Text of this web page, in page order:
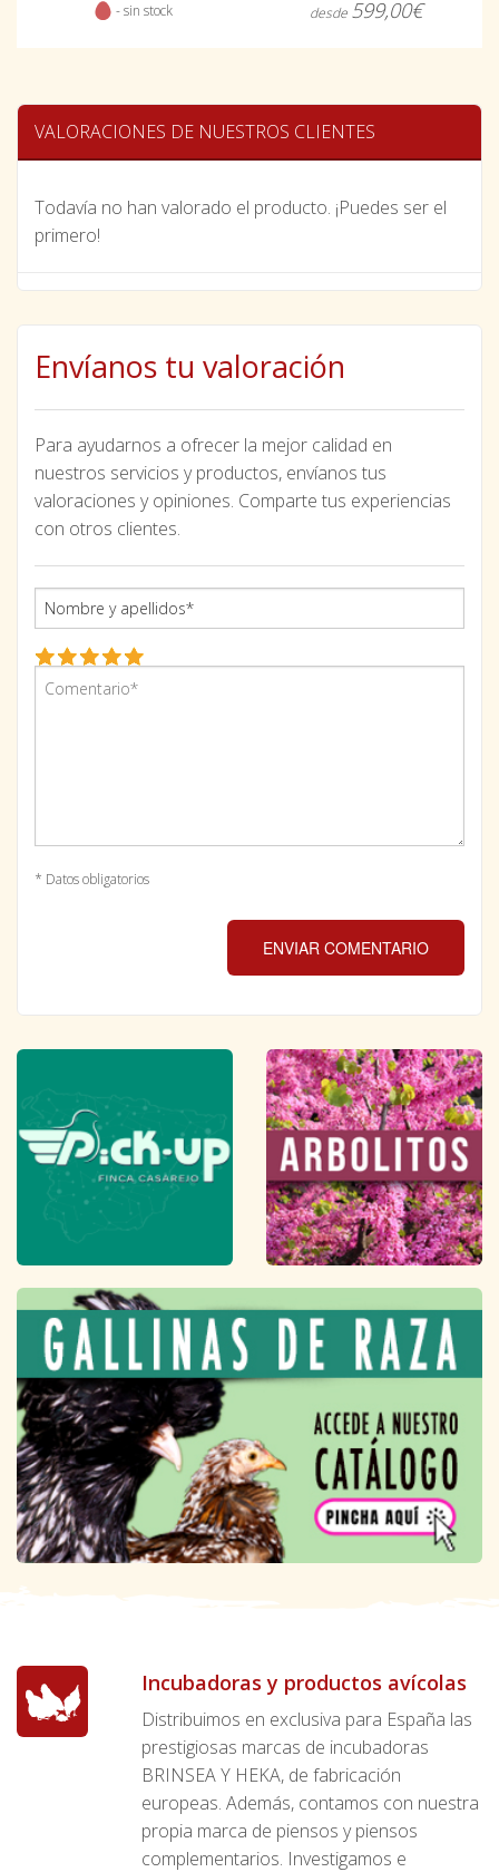
- sin stock desde 599,00€
VALORACIONES DE NUESTROS CLIENTES
Todavía no han valorado el producto. ¡Puedes ser el
primero!
Envíanos tu valoración
Para ayudarnos a ofrecer la mejor calidad en
nuestros servicios y productos, envíanos tus
valoraciones y opiniones. Comparte tus experiencias
con otros clientes.
* Datos obligatorios
ENVIAR COMENTARIO
Incubadoras y productos avícolas
Distribuimos en exclusiva para España las
prestigiosas marcas de incubadoras
BRINSEA Y HEKA, de fabricación
europeas. Además, contamos con nuestra
propia marca de piensos y piensos
complementarios. Investigamos e